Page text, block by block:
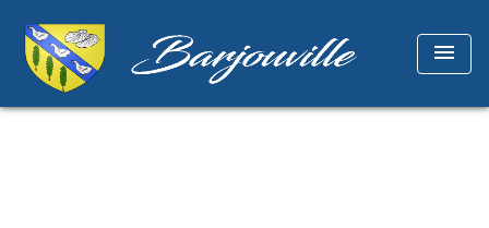
menu